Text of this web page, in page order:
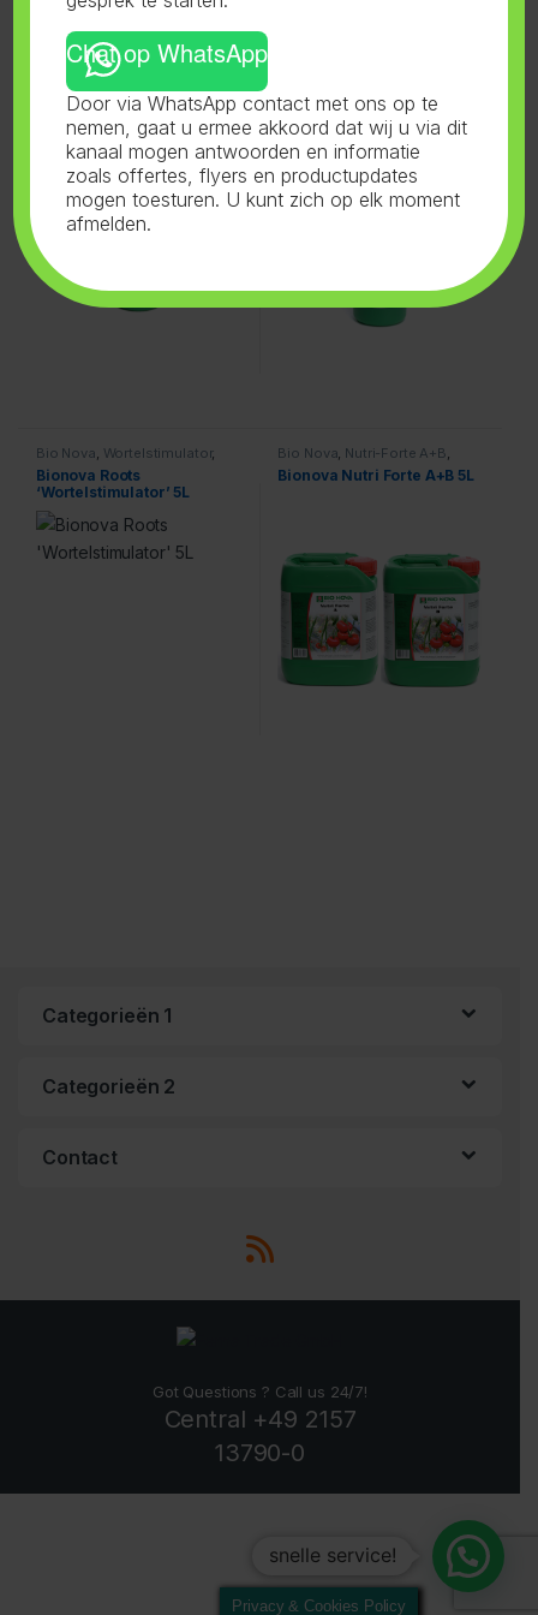
Bio Nova,Wortelstimulator,
Voeding
Bionova Roots
‘Wortelstimulator’ 250ml
Voeding
Bionova Soil Supermix 1L
Bio Nova, Wortelstimulator,
Voeding
Bionova Roots
‘Wortelstimulator’ 5L
Bio Nova, Nutri-Forte A+B,
Voeding
Bionova Nutri Forte A+B 5L
Categorieën 1
Categorieën 2
Contact
Got Questions ? Call us 24/7!
Central +49 2157
13790-0
Privacy & Cookies Policy
Chat op WhatsApp
Door via WhatsApp contact met ons op te
nemen, gaat u ermee akkoord dat wij u via dit
kanaal mogen antwoorden en informatie
zoals offertes, flyers en productupdates
mogen toesturen. U kunt zich op elk moment
afmelden.
snelle service!